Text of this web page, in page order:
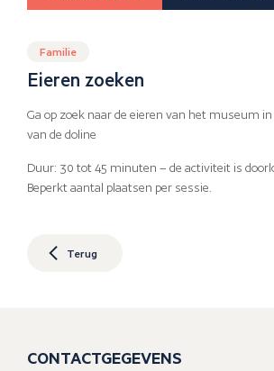
Familie
Eieren zoeken
Ga op zoek naar de eieren van het museum
van de doline
Duur: 30 tot 45 minuten – de activiteit is
Beperkt aantal plaatsen per sessie.
Terug
CONTACTGEGEVENS